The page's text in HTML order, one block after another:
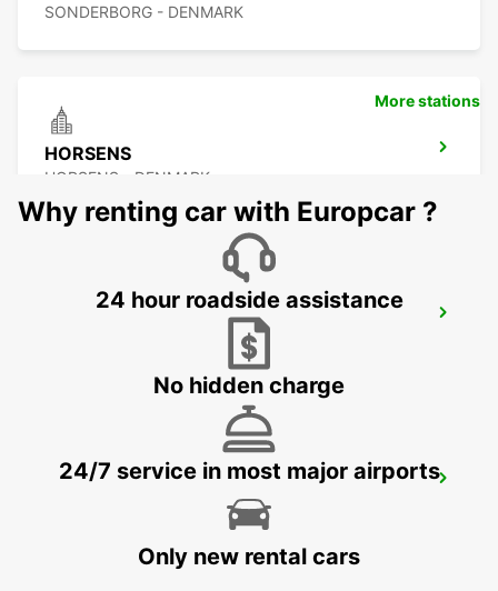
SONDERBORG - DENMARK
HORSENS
HORSENS - DENMARK
NAKSKOV
More stations
Why renting car with Europcar ?
24 hour roadside assistance
No hidden charge
24/7 service in most major airports
Only new rental cars